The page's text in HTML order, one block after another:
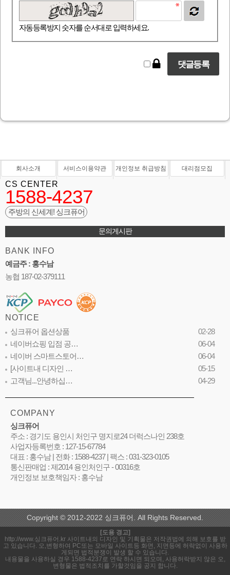
자동등록방지 숫자를 순서대로 입력하세요.
회사소개 서비스이용약관 개인정보 취급방침 대리점모집
CS CENTER
1588-4237
주방의 신세계! 싱크퓨어
문의게시판
BANK INFO
예금주 : 홍수남
농협 187-02-379111
NOTICE
싱크퓨어 옵션상품
02-28
네이버쇼핑 입점 공…
06-04
네이버 스마트스토어…
06-04
[사이트내 디자인 …
05-15
고객님...안녕하십…
04-29
COMPANY
싱크퓨어
주소 : 경기도 용인시 처인구 명지로24 더럭스나인 238호
사업자등록번호 : 127-15-67784
대표 : 홍수남 | 전화 : 1588-4237 | 팩스 : 031-323-0105
통신판매업 : 제2014 용인처인구 - 00316호
개인정보 보호책임자 : 홍수남
Copyright © 2012-2022 싱크퓨어. All Rights Reserved.
[도용 경고]
http://www.싱크퓨어.kr 사이트내의 디자인 및 기획물은 저작권법에 의해 보호를 받
고 있습니다. 오,변형하여 PC또는 모바일 사이트등 화면, 지면등에 허락없이 사용하
게되면 법적분쟁이 발생 할 수 있습니다.
내용물을 사용하실 경우 1588-4237로 연락 하시면 되오며, 사용허락받지 않은 오,
변형물은 법적조치를 가할것임을 공지 합니다.